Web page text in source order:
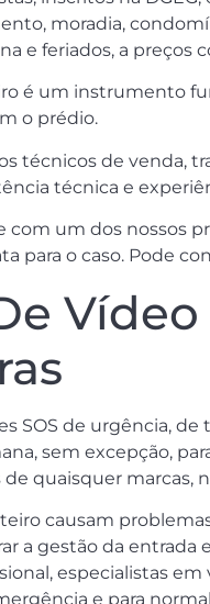
moradia,
e feriados, a preços
é um instrumento
o prédio.
técnicos de venda,
técnica e
com um dos nossos
para o caso. Pode
SOS de urgência,
sem excepção,
quaisquer marcas,
causam
a gestão da
especialistas
e para